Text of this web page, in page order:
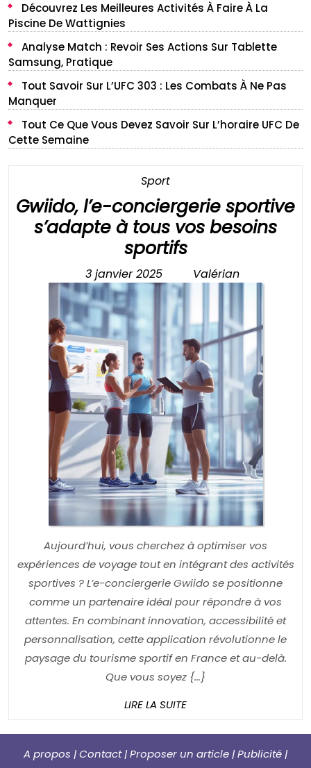
Découvrez Les Meilleures Activités À Faire À La
Piscine De Wattignies
Analyse Match : Revoir Ses Actions Sur Tablette
Samsung, Pratique
Tout Savoir Sur L’UFC 303 : Les Combats À Ne Pas
Manquer
Tout Ce Que Vous Devez Savoir Sur L’horaire UFC De
Cette Semaine
SportCategory
Gwiido, l’e-conciergerie sportive
s’adapte à tous vos besoins
sportifsGwiido,
l’e-
conciergerie
sportive
s’adapte
à
tous
vos
besoins
sportifs
3 janvier 2025
janvier
2025
Valérian
Aujourd’hui, vous cherchez à optimiser vos
expériences de voyage tout en intégrant des activités
sportives ? L’e-conciergerie Gwiido se positionne
comme un partenaire idéal pour répondre à vos
attentes. En combinant innovation, accessibilité et
personnalisation, cette application révolutionne le
paysage du tourisme sportif en France et au-delà.
Que vous soyez {...}
LIRE LA SUITELIRE
SUITE
A propos | Contact | Proposer un article | Publicité |